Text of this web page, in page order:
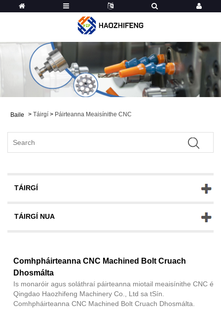
Baile > Táirgí > Páirteanna Meaisínithe CNC
TÁIRGÍ
TÁIRGÍ NUA
Comhpháirteanna CNC Machined Bolt Cruach
Dhosmálta
Is monaróir agus soláthraí páirteanna miotail meaisínithe CNC é
Qingdao Haozhifeng Machinery Co., Ltd sa tSín.
Comhpháirteanna CNC Machined Bolt Cruach Dhosmálta.